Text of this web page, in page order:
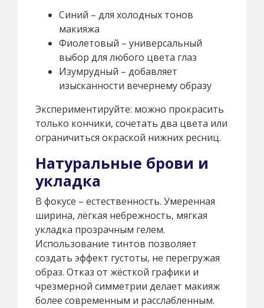
Синий – для холодных тонов
макияжа
Фиолетовый – универсальный
выбор для любого цвета глаз
Изумрудный – добавляет
изысканности вечернему образу
Экспериментируйте: можно прокрасить
только кончики, сочетать два цвета или
ограничиться окраской нижних ресниц.
Натуральные брови и
укладка
В фокусе – естественность. Умеренная
ширина, лёгкая небрежность, мягкая
укладка прозрачным гелем.
Использование тинтов позволяет
создать эффект густоты, не перегружая
образ. Отказ от жёсткой графики и
чрезмерной симметрии делает макияж
более современным и расслабленным.